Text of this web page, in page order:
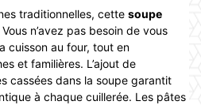
traditionnelles, cette soupe
n’avez pas besoin de vous
cuisson au four, tout en
et familières. L’ajout de
cassées dans la soupe garantit
à chaque cuillerée. Les pâtes